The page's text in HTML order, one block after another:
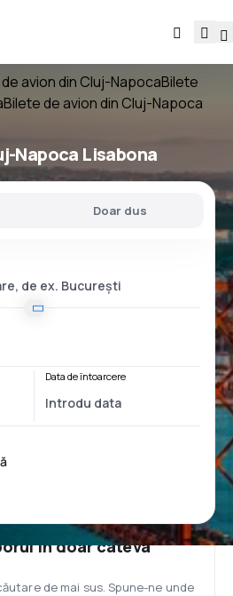
avion din Cluj-NapocaBilete
Bilete de avion din Cluj-Napoca
Napoca Lisabona
Doar dus
Data de întoarcere
în doar câteva
de mai sus. Spune-ne unde